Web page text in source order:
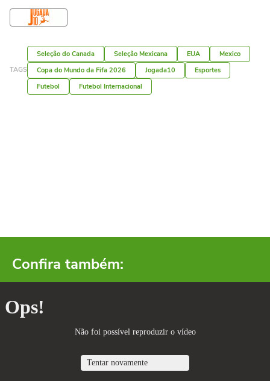
TAGS
Seleção do Canada Seleção Mexicana EUA
Mexico
Copa do Mundo da Fifa 2026
Jogada10
Esportes
Futebol
Futebol Internacional
Confira também: